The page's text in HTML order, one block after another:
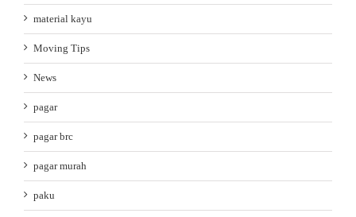
material kayu
Moving Tips
News
pagar
pagar brc
pagar murah
paku